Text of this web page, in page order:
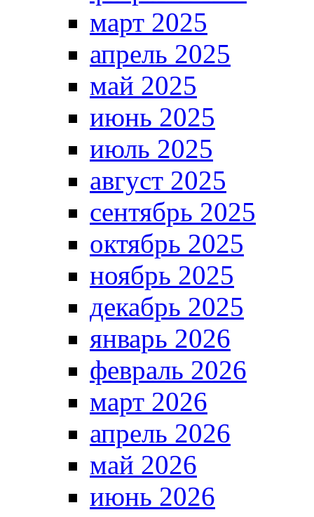
март 2025
апрель 2025
май 2025
июнь 2025
июль 2025
август 2025
сентябрь 2025
октябрь 2025
ноябрь 2025
декабрь 2025
январь 2026
февраль 2026
март 2026
апрель 2026
май 2026
июнь 2026